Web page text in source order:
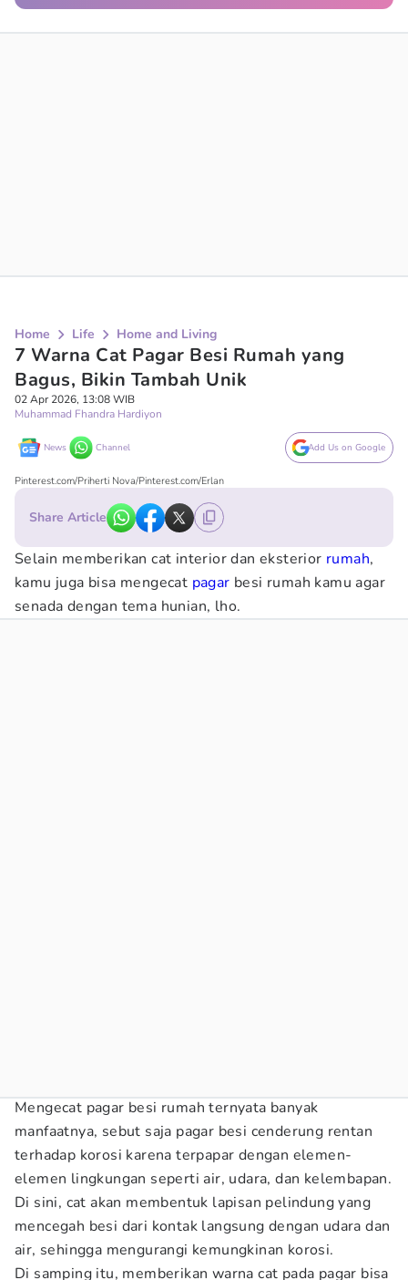
Home Life Home and Living
7 Warna Cat Pagar Besi Rumah yang
Bagus, Bikin Tambah Unik
02 Apr 2026, 13:08 WIB
Muhammad Fhandra Hardiyon
News Channel Add Us on Google
Pinterest.com/Priherti Nova/Pinterest.com/Erlan
Share Article
Selain memberikan cat interior dan eksterior rumah,
kamu juga bisa mengecat pagar besi rumah kamu agar
senada dengan tema hunian, lho.
Mengecat pagar besi rumah ternyata banyak
manfaatnya, sebut saja pagar besi cenderung rentan
terhadap korosi karena terpapar dengan elemen-
elemen lingkungan seperti air, udara, dan kelembapan.
Di sini, cat akan membentuk lapisan pelindung yang
mencegah besi dari kontak langsung dengan udara dan
air, sehingga mengurangi kemungkinan korosi.
Di samping itu, memberikan warna cat pada pagar bisa